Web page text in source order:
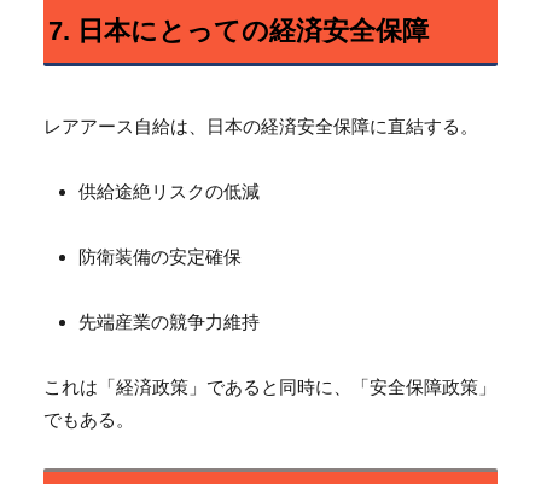
7. 日本にとっての経済安全保障
レアアース自給は、日本の経済安全保障に直結する。
供給途絶リスクの低減
防衛装備の安定確保
先端産業の競争力維持
これは「経済政策」であると同時に、「安全保障政策」
でもある。